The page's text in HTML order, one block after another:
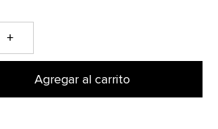
+
Agregar al carrito